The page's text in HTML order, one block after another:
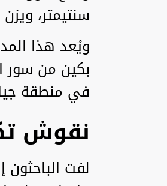
سنتيمتر، ويزن أكثر من
ويُعد هذا
بكين من سور
في منطقة
نقوش
لفت